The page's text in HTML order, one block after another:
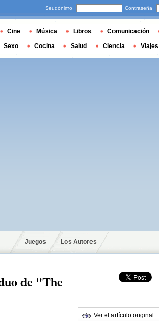
Juegos Los Autores
de "The
Ver el artículo original
Seudónimo Contraseña
Cine Música Libros Comunicación
Sexo Cocina Salud Ciencia Viajes